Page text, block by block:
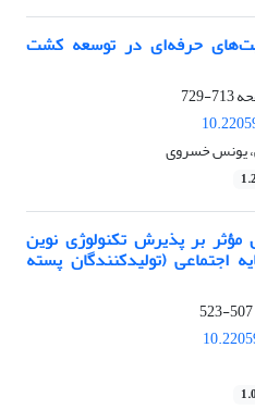
حرفه‌ای در توسعه کشت
713-729
یونس خسروی
مؤثر بر پذیرش تکنولوژی نوین
اجتماعی (تولیدکنندگان پسته
507-523